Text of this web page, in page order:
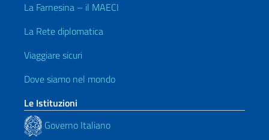
La Farnesina – il MAECI
La Rete diplomatica
Viaggiare sicuri
Dove siamo nel mondo
Le Istituzioni
Governo Italiano